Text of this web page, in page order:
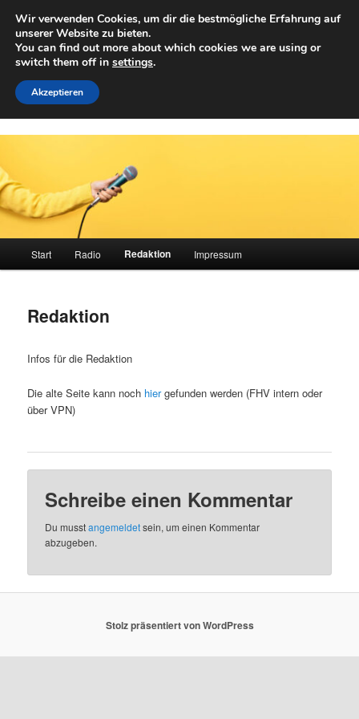
primären
Inhalt
springenAchwelle
Campus Medien der Fachhochschule Vorarlberg
Start Radio Redaktion Impressum
Redaktion
Infos für die Redaktion
Die alte Seite kann noch hiergefunden werden (FHV intern oder
über VPN)
Schreibe einen Kommentar
Du musstangemeldetsein, um einen Kommentar
abzugeben.
Stolz präsentiert von WordPress
Wir verwenden Cookies, um dir die bestmögliche Erfahrung auf
unserer Website zu bieten.
You can find out more about which cookies we are using or
switch them off in settings.
Akzeptieren